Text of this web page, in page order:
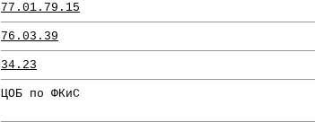
77.01.79.15
76.03.39
34.23
ЦОБ по ФКиС